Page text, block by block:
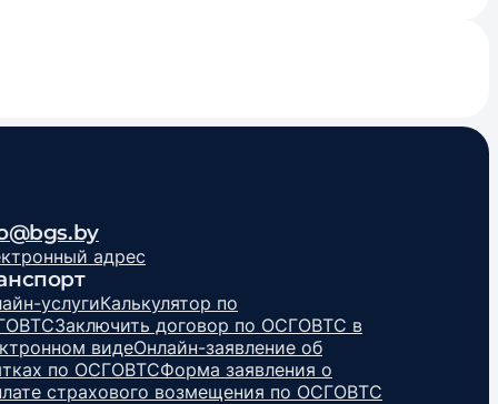
адрес
услугиКалькулятор по
Заключить договор по ОСГОВТС в
видеОнлайн-заявление об
по ОСГОВТСФорма заявления о
страхового возмещения по ОСГОВТС